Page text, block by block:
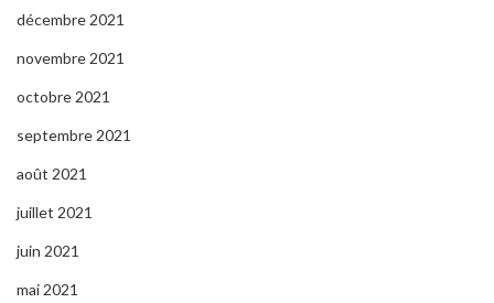
décembre 2021
novembre 2021
octobre 2021
septembre 2021
août 2021
juillet 2021
juin 2021
mai 2021